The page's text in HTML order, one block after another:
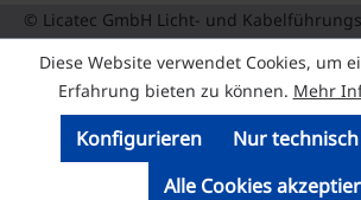
© Licatec GmbH Licht- und
Diese Website verwendet Cookies, um
Erfahrung bieten zu können. Mehr
Nur
Konfigurieren
Alle Cookies